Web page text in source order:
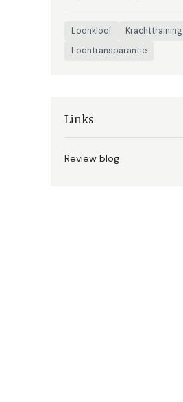
Loonkloof
Krachttraining
Loontransparantie
Links
Review blog